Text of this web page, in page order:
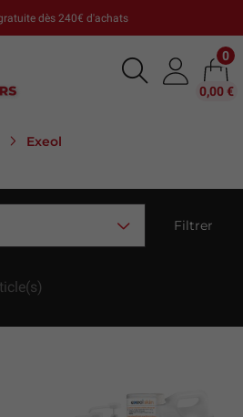
dès 240€ d'achats
0
0,00 €
Exeol
Filtrer